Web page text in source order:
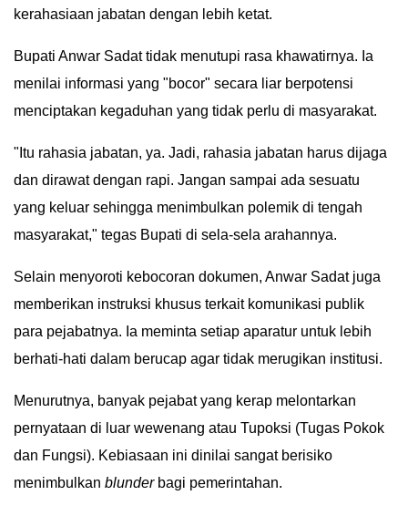
INFOGRAFIS
ADVERTORIAL
BERITA
kerahasiaan jabatan dengan lebih ketat.
​Bupati Anwar Sadat tidak menutupi rasa khawatirnya. Ia
menilai informasi yang "bocor" secara liar berpotensi
menciptakan kegaduhan yang tidak perlu di masyarakat.
​"Itu rahasia jabatan, ya. Jadi, rahasia jabatan harus dijaga
dan dirawat dengan rapi. Jangan sampai ada sesuatu
yang keluar sehingga menimbulkan polemik di tengah
masyarakat," tegas Bupati di sela-sela arahannya.
​Selain menyoroti kebocoran dokumen, Anwar Sadat juga
memberikan instruksi khusus terkait komunikasi publik
para pejabatnya. Ia meminta setiap aparatur untuk lebih
berhati-hati dalam berucap agar tidak merugikan institusi.
​Menurutnya, banyak pejabat yang kerap melontarkan
pernyataan di luar wewenang atau Tupoksi (Tugas Pokok
dan Fungsi). Kebiasaan ini dinilai sangat berisiko
menimbulkan blunderbagi pemerintahan.